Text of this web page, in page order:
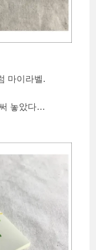
마이라벨.
놓았다…